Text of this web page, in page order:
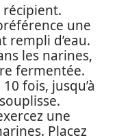
récipient.
une
rempli d’eau.
les narines,
fermentée.
fois, jusqu’à
une
Placez